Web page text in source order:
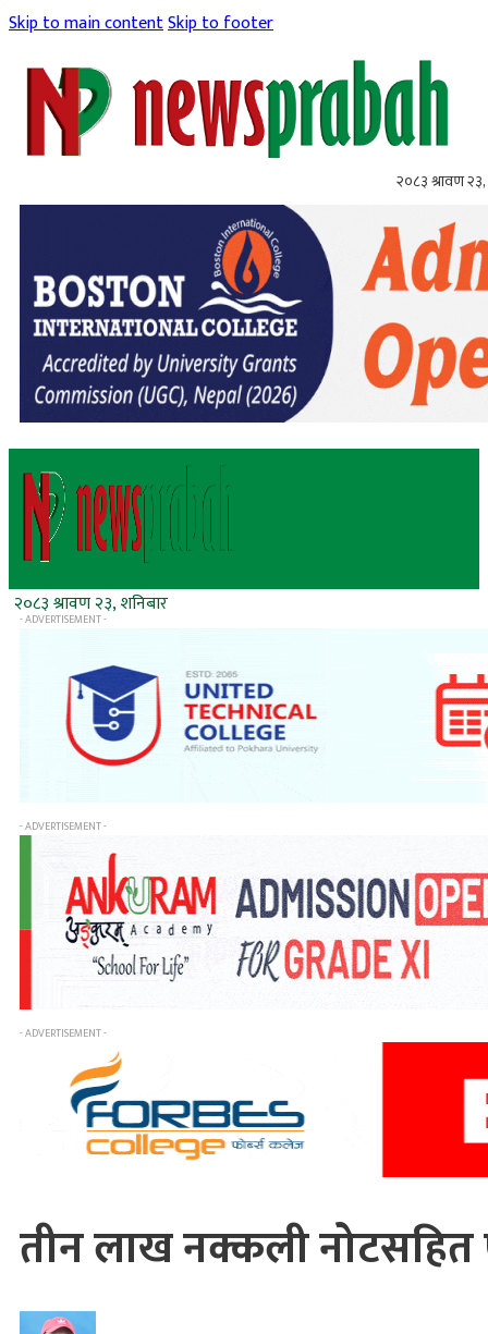
Skip to main contentSkip to footer
२०८३ श्रावण २३,
२०८३ श्रावण २३, शनिबार
- ADVERTISEMENT -
- ADVERTISEMENT -
- ADVERTISEMENT -
तीन लाख नक्कली नोटसहित